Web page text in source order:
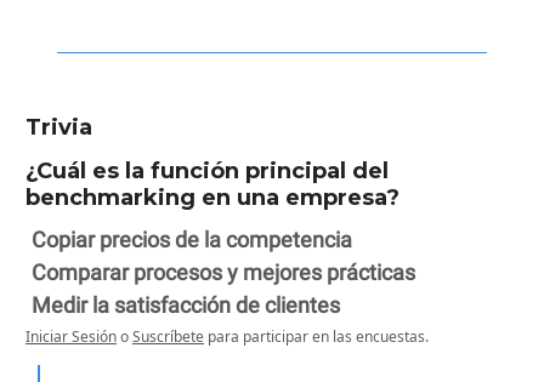
Trivia
¿Cuál es la función principal del
benchmarking en una empresa?
Copiar precios de la competencia
Comparar procesos y mejores prácticas
Medir la satisfacción de clientes
Iniciar SesiónoSuscríbete para participar en las encuestas.